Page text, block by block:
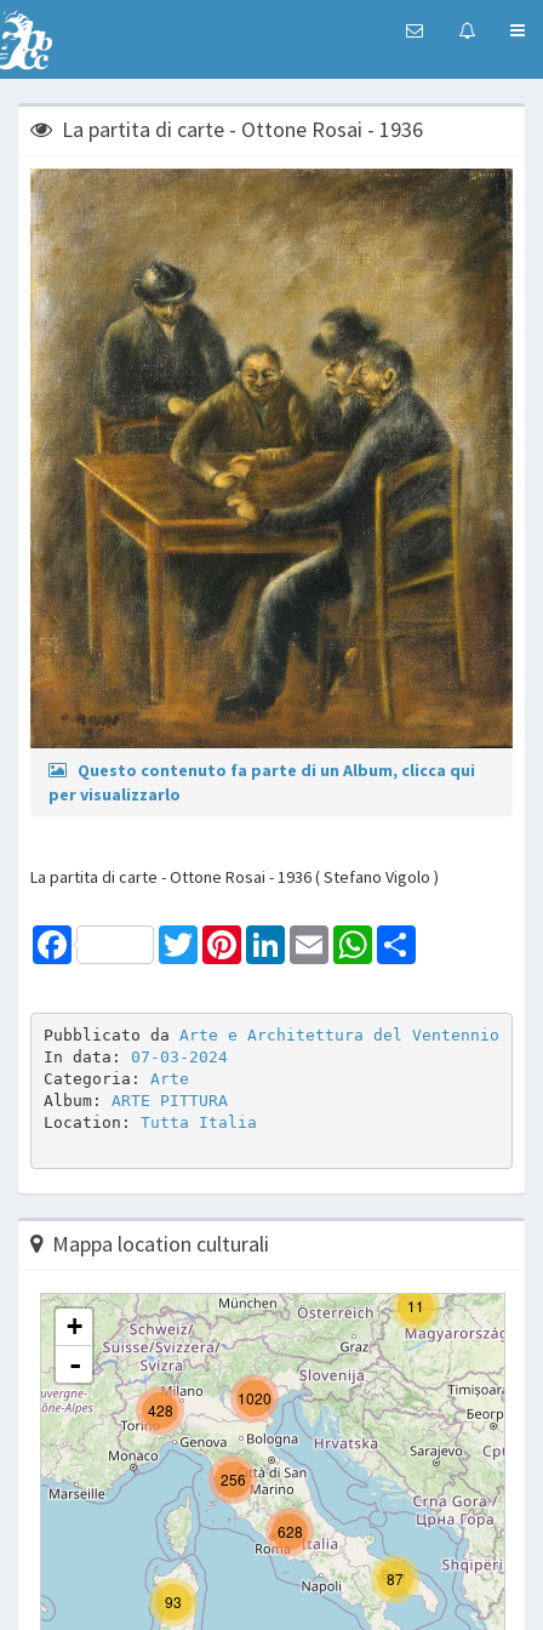
La partita di carte - Ottone Rosai - 1936
Questo contenuto fa parte di un Album, clicca qui
per visualizzarlo
La partita di carte - Ottone Rosai - 1936 ( Stefano Vigolo )
Facebook TwitterPinterestLinkedInEmail WhatsApp
Pubblicato da Arte e Architettura del Ventennio
In data: 07-03-2024
Categoria: Arte
Album: ARTE PITTURA
Location: Tutta Italia
Mappa location culturali